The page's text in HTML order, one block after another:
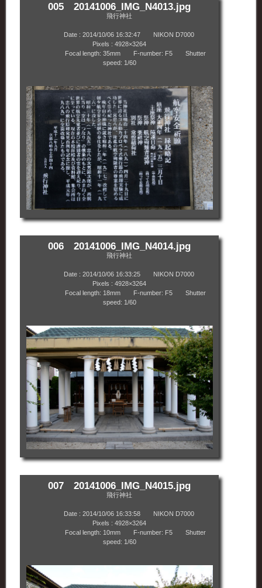
005 20141006_IMG_N4013.jpg
飛行神社
Date : 2014/10/06 16:32:47 NIKON D7000
Pixels : 4928×3264
Focal length: 35mm F-number: F5 Shutter
speed: 1/60
006 20141006_IMG_N4014.jpg
飛行神社
Date : 2014/10/06 16:33:25 NIKON D7000
Pixels : 4928×3264
Focal length: 18mm F-number: F5 Shutter
speed: 1/60
007 20141006_IMG_N4015.jpg
飛行神社
Date : 2014/10/06 16:33:58 NIKON D7000
Pixels : 4928×3264
Focal length: 10mm F-number: F5 Shutter
speed: 1/60